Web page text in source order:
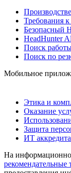
Требования
Безопасный
HeadHunter
Поиск
Поиск по
Мобильное
Этика и
Оказание
Защита
ИТ
На
рекомендательные